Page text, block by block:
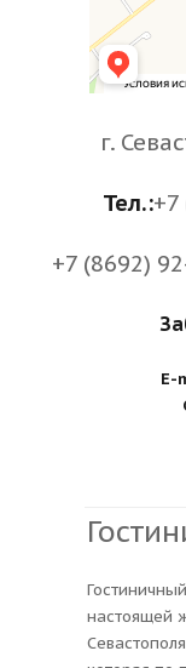
г.
Тел.:+7
+7 (8692)
E-
настоящей